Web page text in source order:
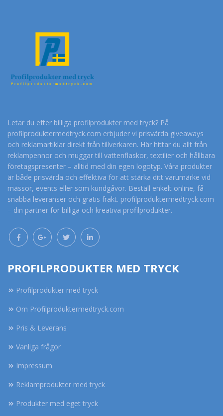
Letar du efter billiga profilprodukter med tryck? På
profilproduktermedtryck.com erbjuder vi prisvärda giveaways
och reklamartiklar direkt från tillverkaren. Här hittar du allt från
reklampennor och muggar till vattenflaskor, textilier och hållbara
företagspresenter – alltid med din egen logotyp. Våra produkter
är både prisvärda och effektiva för att stärka ditt varumärke vid
mässor, events eller som kundgåvor. Beställ enkelt online, få
snabba leveranser och gratis frakt. profilproduktermedtryck.com
– din partner för billiga och kreativa profilprodukter.
PROFILPRODUKTER MED TRYCK
Profilprodukter med tryck
Om Profilproduktermedtryck.com
Pris & Leverans
Vanliga frågor
Impressum
Reklamprodukter med tryck
Produkter med eget tryck